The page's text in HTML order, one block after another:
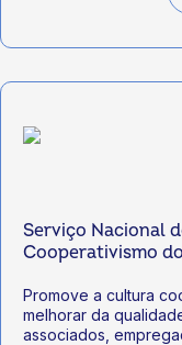
Serviço Nacional
Cooperativismo
Promove a cultura
melhorar da
associados,